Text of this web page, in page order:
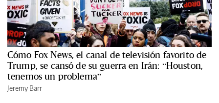
Cómo Fox News, el canal de televisión favorito de
Trump, se cansó de su guerra en Irán: “Houston,
tenemos un problema”
Jeremy Barr